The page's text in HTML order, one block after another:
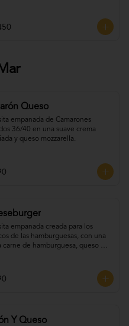
Queso
empanada de Camarones
36/40 en una suave crema
y queso mozzarella.
empanada creada para los
de las hamburguesas, con una
carne de hamburguesa, queso
Y Queso